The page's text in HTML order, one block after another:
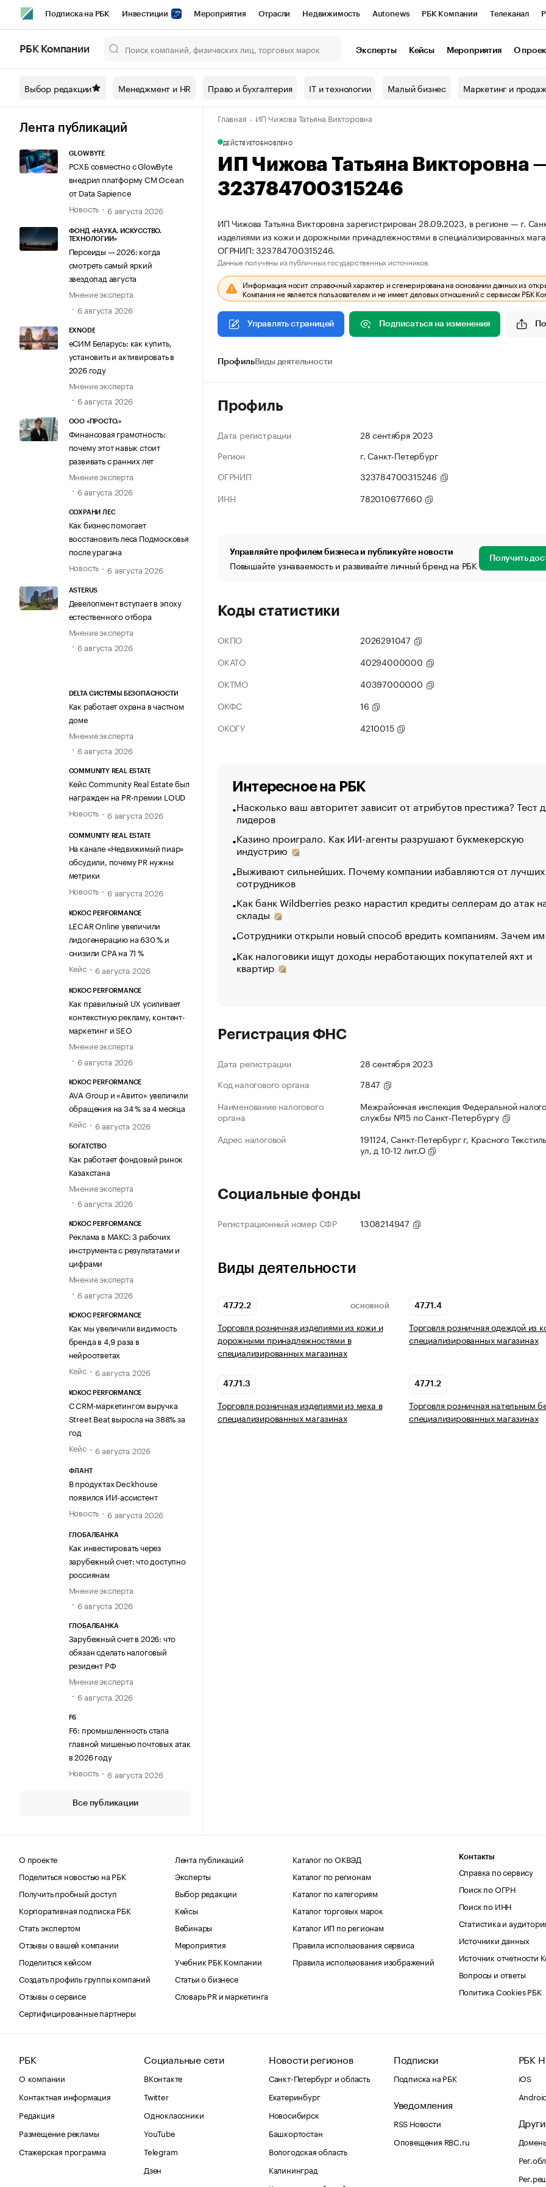
Подписка на РБК Инвестиции Мероприятия Отрасли Недвижимость Autonews РБК Компании Телеканал
Спецпроекты СПб Конференции СПб Спецпроекты Проверка контрагентов
Технологии и медиа Рынок наличной валюты
РБК Компании Эксперты Кейсы Мероприятия О
Выбор редакции Менеджмент и HR Право и бухгалтерия IT и технологии Малый бизнес Маркетинг и
Лента публикаций
GLOWBYTE
РСХБ совместно с GlowByte
внедрил платформу CM Ocean
от Data Sapience
Новость
6 августа 2026
ФОНД «НАУКА. ИСКУССТВО.
ТЕХНОЛОГИИ»
Персеиды — 2026: когда
смотреть самый яркий
звездопад августа
Мнение эксперта
6 августа 2026
EXNODE
еСИМ Беларусь: как купить,
установить и активировать в
2026 году
Мнение эксперта
6 августа 2026
ООО «ПРОСТО.»
Финансовая грамотность:
почему этот навык стоит
развивать с ранних лет
Мнение эксперта
6 августа 2026
СОХРАНИ ЛЕС
Как бизнес помогает
восстановить леса Подмосковья
после урагана
Новость
6 августа 2026
ASTERUS
Девелопмент вступает в эпоху
естественного отбора
Мнение эксперта
6 августа 2026
DELTA СИСТЕМЫ БЕЗОПАСНОСТИ
Как работает охрана в частном
доме
Мнение эксперта
6 августа 2026
COMMUNITY REAL ESTATE
Кейс Community Real Estate был
награжден на PR-премии LOUD
Новость
6 августа 2026
COMMUNITY REAL ESTATE
На канале «Недвижимый пиар»
обсудили, почему PR нужны
метрики
Новость
6 августа 2026
KOKOC PERFORMANCE
LECAR Online увеличили
лидогенерацию на 630 % и
снизили CPA на 71 %
Кейс
6 августа 2026
KOKOC PERFORMANCE
Как правильный UX усиливает
контекстную рекламу, контент-
маркетинг и SEO
Мнение эксперта
6 августа 2026
KOKOC PERFORMANCE
AVA Group и «Авито» увеличили
обращения на 34 % за 4 месяца
Кейс
6 августа 2026
БОГАТСТВО
Как работает фондовый рынок
Казахстана
Мнение эксперта
6 августа 2026
KOKOC PERFORMANCE
Реклама в МАКС: 3 рабочих
инструмента с результатами и
цифрами
Мнение эксперта
6 августа 2026
KOKOC PERFORMANCE
Как мы увеличили видимость
бренда в 4,9 раза в
нейроответах
Кейс
6 августа 2026
KOKOC PERFORMANCE
С CRM-маркетингом выручка
Street Beat выросла на 388% за
год
Кейс
6 августа 2026
ФЛАНТ
В продуктах Deckhouse
появился ИИ-ассистент
Новость
6 августа 2026
ГЛОБАЛБАНКА
Как инвестировать через
зарубежный счет: что доступно
россиянам
Мнение эксперта
6 августа 2026
ГЛОБАЛБАНКА
Зарубежный счет в 2026: что
обязан сделать налоговый
резидент РФ
Мнение эксперта
6 августа 2026
F6
F6: промышленность стала
главной мишенью почтовых атак
в 2026 году
Новость
6 августа 2026
Все публикации
Главная ИП Чижова Татьяна Викторовна
ДЕЙСТВУЕТОБНОВЛЕНО
ИП Чижова Татьяна
323784700315246
ИП Чижова Татьяна Викторовна зарегистрирован 28.09.2023, в регионе — г.
изделиями из кожи и дорожными принадлежностями в специализированных
ОГРНИП: 323784700315246.
Данные получены из публичных государственных источников.
Информация носит справочный характер и сгенерирована на основании данных из
Компания не является пользователем и не имеет деловых отношений с сервисом РБК
Управлять страницей Подписаться на изменения
ПрофильВиды деятельности
Профиль
Дата регистрации
28 сентября 2023
Регион
г. Санкт-Петербург
ОГРНИП
323784700315246
ИНН
782010677660
Управляйте профилем бизнеса и публикуйте новости
Повышайте узнаваемость и развивайте личный бренд на РБК Получить
Коды статистики
ОКПО
2026291047
ОКАТО
40294000000
ОКТМО
40397000000
ОКФС
16
ОКОГУ
4210015
Интересное на РБК
Насколько ваш авторитет зависит от атрибутов престижа? Тест
лидеров
Казино проиграло. Как ИИ-агенты разрушают букмекерскую
индустрию
Выживают сильнейших. Почему компании избавляются от лучших
сотрудников
Как банк Wildberries резко нарастил кредиты селлерам до атак
склады
Сотрудники открыли новый способ вредить компаниям. Зачем
Как налоговики ищут доходы неработающих покупателей яхт и
квартир
Регистрация ФНС
Дата регистрации
28 сентября 2023
Код налогового органа
7847
Наименование налогового
органа
Межрайонная инспекция Федеральной
службы №15 по Санкт-Петербургу
Адрес налоговой
191124, Санкт-Петербург г, Красного
ул, д 10-12 лит.О
Социальные фонды
Регистрационный номер СФР 1308214947
Виды деятельности
47.72.2 ОСНОВНОЙ
Торговля розничная изделиями из кожи и
дорожными принадлежностями в
специализированных магазинах
47.71.4
Торговля розничная одеждой из
специализированных магазинах
47.71.3
Торговля розничная изделиями из меха в
специализированных магазинах
47.71.2
Торговля розничная нательным
специализированных магазинах
О проекте
Поделиться новостью на РБК
Получить пробный доступ
Корпоративная подписка РБК
Стать экспертом
Отзывы о вашей компании
Поделиться кейсом
Создать профиль группы компаний
Отзывы о сервисе
Сертифицированные партнеры
Лента публикаций
Эксперты
Выбор редакции
Кейсы
Вебинары
Мероприятия
Учебник РБК Компании
Статьи о бизнесе
Словарь PR и маркетинга
Каталог по ОКВЭД
Каталог по регионам
Каталог по категориям
Каталог торговых марок
Каталог ИП по регионам
Правила использования сервиса
Правила использования изображений
Контакты
Справка по сервису
Поиск по ОГРН
Поиск по ИНН
Статистика и
Источники данных
Источник отчетности
Вопросы и ответы
Политика Cookies РБК
РБК
О компании
Контактная информация
Редакция
Размещение рекламы
Стажерская программа
Социальные сети
ВКонтакте
Twitter
Одноклассники
YouTube
Telegram
Дзен
Новости регионов
Санкт-Петербург и область
Екатеринбург
Новосибирск
Башкортостан
Вологодская область
Калининград
Подписки
Подписка на РБК
Уведомления
RSS Новости
Оповещения RBC.ru
РБК
iOS